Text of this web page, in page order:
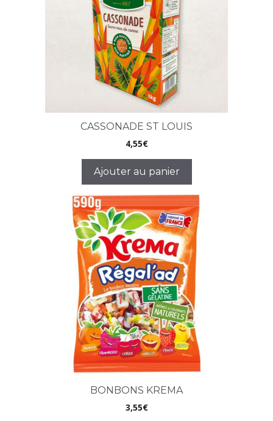
CASSONADE ST LOUIS
4,55€
Ajouter au panier
BONBONS KREMA
3,55€